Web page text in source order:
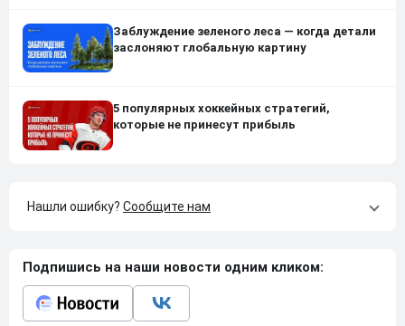
Заблуждение зеленого леса — когда детали
заслоняют глобальную картину
5 популярных хоккейных стратегий,
которые не принесут прибыль
Нашли ошибку? Сообщите нам
Подпишись на наши новости одним кликом: